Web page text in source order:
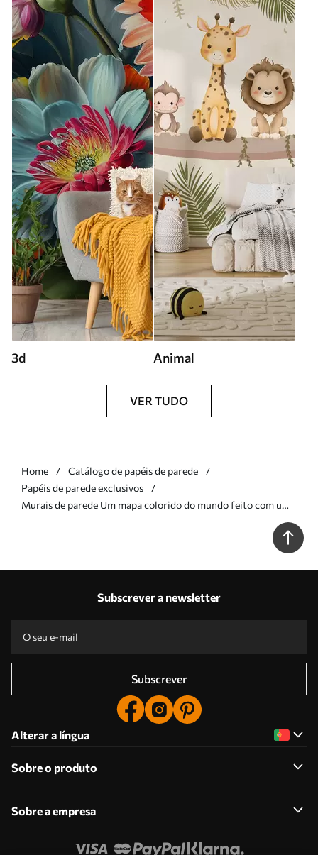
3d Animal
VER TUDO
Home
Catálogo de papéis de parede
Papéis de parede exclusivos
Murais de parede Um mapa colorido do mundo feito com uma
Subscrever a newsletter
Subscrever
Alterar a língua
Sobre o produto
Sobre a empresa